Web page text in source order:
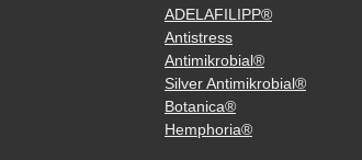
ADELAFILIPP®
Antistress
Antimikrobial®
Silver Antimikrobial®
Botanica®
Hemphoria®